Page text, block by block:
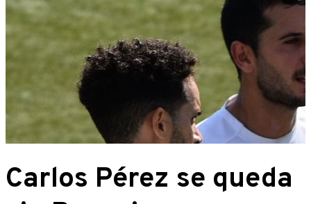
Carlos Pérez se queda